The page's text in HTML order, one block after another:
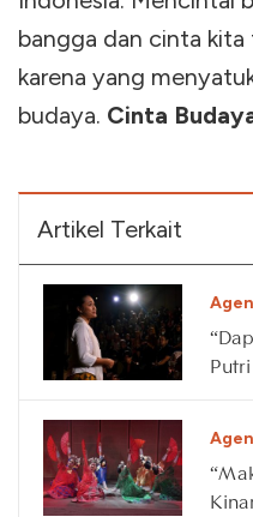
bangga dan cinta
karena yang
budaya. Cinta
Artikel Terkait